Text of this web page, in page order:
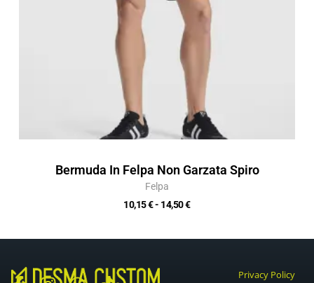
Bermuda In Felpa Non Garzata Spiro
Felpa
10,15€- 14,50€
Privacy Policy